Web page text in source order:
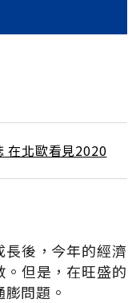
在北歐看見2020
後，今年的經濟
但是，在旺盛的
問題。